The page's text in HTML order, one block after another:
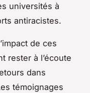
universités à
antiracistes.
de ces
rester à l’écoute
dans
témoignages